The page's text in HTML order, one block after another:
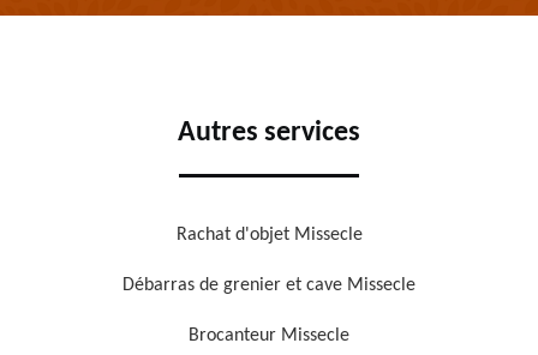
Autres services
Rachat d'objet Missecle
Débarras de grenier et cave Missecle
Brocanteur Missecle